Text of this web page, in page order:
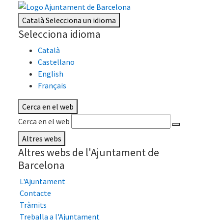
CatalàSelecciona un idioma
Selecciona idioma
Català
Castellano
English
Français
Cerca en el web
Cerca en el web
Altres webs
Altres webs de l'Ajuntament de
Barcelona
L'Ajuntament
Contacte
Tràmits
Treballa a l'Ajuntament